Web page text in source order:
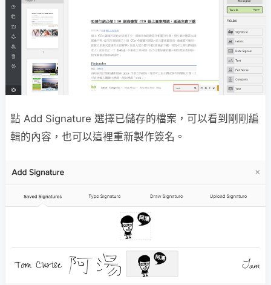
點 Add Signature 選擇已儲存的檔案，可以看到剛剛編
輯的內容，也可以這裡重新製作簽名。